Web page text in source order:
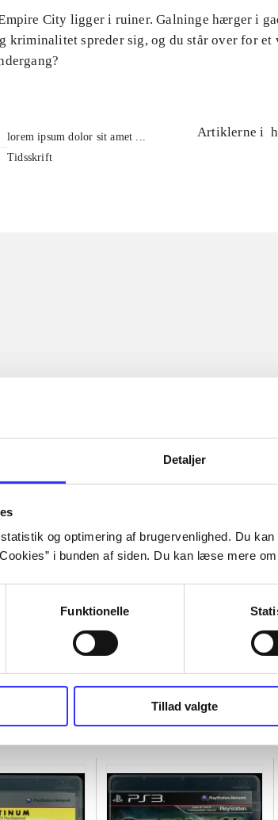
Detaljer
og optimering af brugervenlighed. Du
i bunden af siden. Du kan læse mere
Funktionelle
Tillad valgte
City ligger i ruiner. Galninge hærger i
kriminalitet spreder sig, og du står over for et
lorem ipsum dolor sit amet ...
Tidsskrift
Artiklerne i